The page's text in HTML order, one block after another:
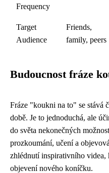
Frequency
Target
Audience
Friends,
family, peers
Budoucnost fráze
Fráze "koukni na to" se stává
době. Je to jednoduchá, ale
do světa nekonečných
prozkoumání, učení a
zhlédnutí inspirativního videa,
objevení nového koníčku.